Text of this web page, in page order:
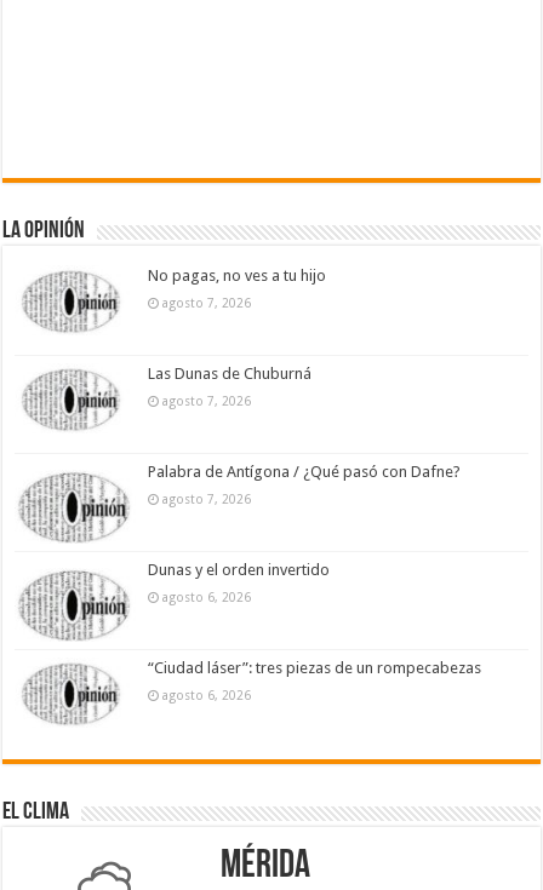
La Opinión
No pagas, no ves a tu hijo
agosto 7, 2026
Las Dunas de Chuburná
agosto 7, 2026
Palabra de Antígona / ¿Qué pasó con Dafne?
agosto 7, 2026
Dunas y el orden invertido
agosto 6, 2026
“Ciudad láser”: tres piezas de un rompecabezas
agosto 6, 2026
El Clima
Mérida